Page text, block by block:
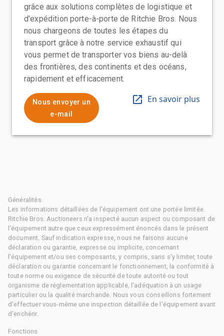
grâce aux solutions complètes de logistique et
d'expédition porte-à-porte de Ritchie Bros. Nous
nous chargeons de toutes les étapes du
transport grâce à notre service exhaustif qui
vous permet de transporter vos biens au-delà
des frontières, des continents et des océans,
rapidement et efficacement.
Nous envoyer un
e-mail
En savoir plus
Généralités
Les informations détaillées de l'équipement ont une portée limitée.
Ritchie Bros. Auctioneers n'a inspecté aucun aspect ou composant de
l'équipement autre que ceux expressément énoncés dans le présent
document. Sauf indication expresse, nous ne faisons aucune
déclaration ou garantie, expresse ou implicite, concernant
l'équipement et/ou ses composants, y compris, sans s'y limiter, toute
déclaration ou garantie concernant le fonctionnement, la conformité à
toute norme ou exigence de sécurité de toute autorité ou tout
organisme de réglementation applicable, l'adéquation à un usage
particulier ou la qualité marchande. Nous vous conseillons fortement
d'effectuer vous-même une inspection détaillée de l'équipement avant
d'enchérir.
Fonctions